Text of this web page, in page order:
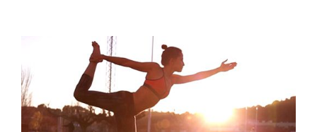
INFANTS
BLOG
Image